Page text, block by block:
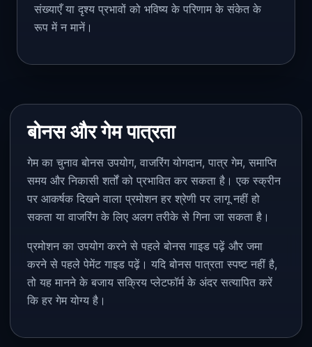
संख्याएँ या दृश्य प्रभावों को भविष्य के परिणाम के संकेत के
रूप में न मानें।
बोनस और गेम पात्रता
गेम का चुनाव बोनस उपयोग, वाजरिंग योगदान, पात्र गेम, समाप्ति
समय और निकासी शर्तों को प्रभावित कर सकता है। एक स्क्रीन
पर आकर्षक दिखने वाला प्रमोशन हर श्रेणी पर लागू नहीं हो
सकता या वाजरिंग के लिए अलग तरीके से गिना जा सकता है।
प्रमोशन का उपयोग करने से पहले बोनस गाइड पढ़ें और जमा
करने से पहले पेमेंट गाइड पढ़ें। यदि बोनस पात्रता स्पष्ट नहीं है,
तो यह मानने के बजाय सक्रिय प्लेटफॉर्म के अंदर सत्यापित करें
कि हर गेम योग्य है।